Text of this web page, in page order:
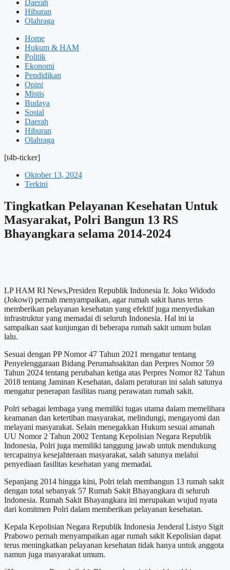
Daerah
Hiburan
Olahraga
Home
Hukum & HAM
Politik
Ekonomi
Pendidikan
Opini
Mistis
Budaya
Sosial
Daerah
Hiburan
Olahraga
[t4b-ticker]
Oktober 13, 2024
Terkini
Tingkatkan Pelayanan Kesehatan Untuk
Masyarakat, Polri Bangun 13 RS
Bhayangkara selama 2014-2024
LP HAM RI News,Presiden Republik Indonesia Ir. Joko Widodo
(Jokowi) pernah menyampaikan, agar rumah sakit harus terus
memberikan pelayanan kesehatan yang efektif juga menyediakan
infrastruktur yang memadai di seluruh Indonesia. Hal ini ia
sampaikan saat kunjungan di beberapa rumah sakit umum bulan
lalu.
Sesuai dengan PP Nomor 47 Tahun 2021 mengatur tentang
Penyelenggaraan Bidang Perumahsakitan dan Perpres Nomor 59
Tahun 2024 tentang perubahan ketiga atas Perpres Nomor 82 Tahun
2018 tentang Jaminan Kesehatan, dalam peraturan ini salah satunya
mengatur penerapan fasilitas ruang perawatan rumah sakit.
Polri sebagai lembaga yang memiliki tugas utama dalam memelihara
keamanan dan ketertiban masyarakat, melindungi, mengayomi dan
melayani masyarakat. Selain menegakkan Hukum sesuai amanah
UU Nomor 2 Tahun 2002 Tentang Kepolisian Negara Republik
Indonesia, Polri juga memiliki tanggung jawab untuk mendukung
tercapainya kesejahteraan masyarakat, salah satunya melalui
penyediaan fasilitas kesehatan yang memadai.
Sepanjang 2014 hingga kini, Polri telah membangun 13 rumah sakit
dengan total sebanyak 57 Rumah Sakit Bhayangkara di seluruh
Indonesia. Rumah Sakit Bhayangkara ini merupakan wujud nyata
dari komitmen Polri dalam memberikan pelayanan kesehatan.
Kepala Kepolisian Negara Republik Indonesia Jenderal Listyo Sigit
Prabowo pernah menyampaikan agar rumah sakit Kepolisian dapat
terus meningkatkan pelayanan kesehatan tidak hanya untuk anggota
namun juga masyarakat umum.